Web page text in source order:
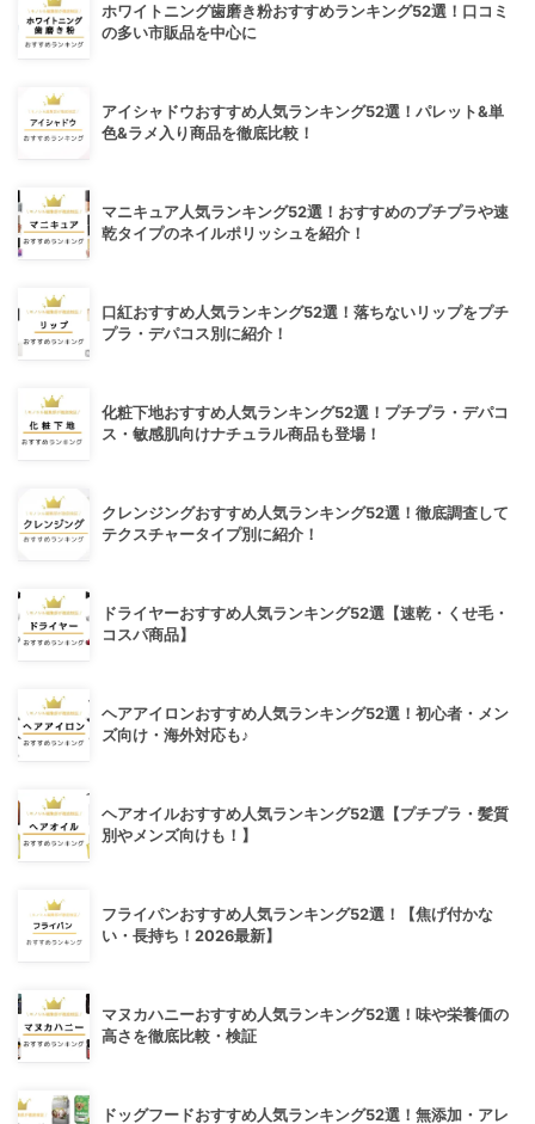
ホワイトニング歯磨き粉おすすめランキング52選！口コミ
の多い市販品を中心に
アイシャドウおすすめ人気ランキング52選！パレット&単
色&ラメ入り商品を徹底比較！
マニキュア人気ランキング52選！おすすめのプチプラや速
乾タイプのネイルポリッシュを紹介！
口紅おすすめ人気ランキング52選！落ちないリップをプチ
プラ・デパコス別に紹介！
化粧下地おすすめ人気ランキング52選！プチプラ・デパコ
ス・敏感肌向けナチュラル商品も登場！
クレンジングおすすめ人気ランキング52選！徹底調査して
テクスチャータイプ別に紹介！
ドライヤーおすすめ人気ランキング52選【速乾・くせ毛・
コスパ商品】
ヘアアイロンおすすめ人気ランキング52選！初心者・メン
ズ向け・海外対応も♪
ヘアオイルおすすめ人気ランキング52選【プチプラ・髪質
別やメンズ向けも！】
フライパンおすすめ人気ランキング52選！【焦げ付かな
い・長持ち！2026最新】
マヌカハニーおすすめ人気ランキング52選！味や栄養価の
高さを徹底比較・検証
ドッグフードおすすめ人気ランキング52選！無添加・アレ